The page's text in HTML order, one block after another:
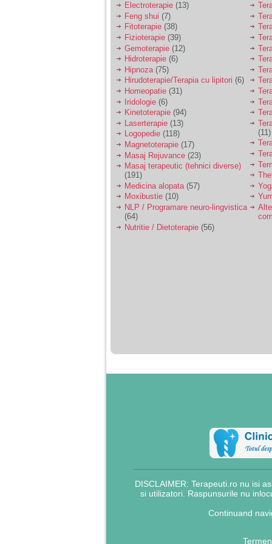
Electroterapie (13)
Feng shui (7)
Fitoterapie (38)
Fizioterapie (39)
Gemoterapie (12)
Hidroterapie (6)
Hipnoza (75)
Hirudoterapie/Terapia cu lipitori (6)
Homeopatie (31)
Iridologie (6)
Kinetoterapie (94)
Laserterapie (13)
Logopedie (118)
Magnetoterapie (17)
Masaj Rejuvance (23)
Masaj terapeutic (tehnici diverse)
(191)
Medicina alopata (57)
Moxibustie (10)
NLP / Programare neuro-lingvistica
(64)
Nutritie / Dietoterapie (56)
(11)
DISCLAIMER: Terapeuti.ro nu isi
si utilizatori. Raspunsurile nu
Continuand